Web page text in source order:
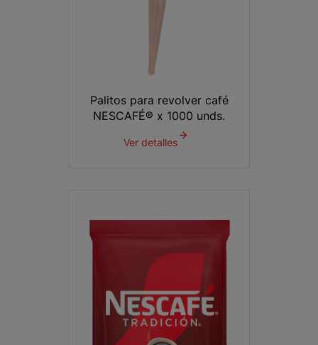
Palitos para revolver café
NESCAFÉ® x 1000 unds.
Ver detalles